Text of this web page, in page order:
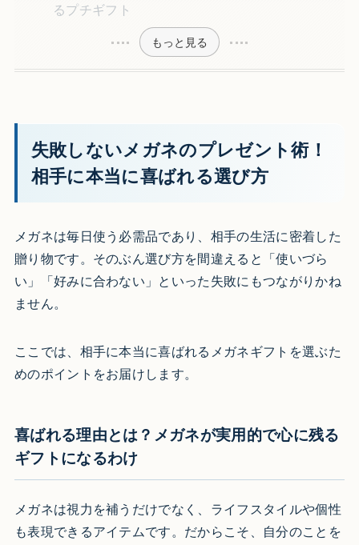
るプチギフト
もっと見る
失敗しないメガネのプレゼント術！
相手に本当に喜ばれる選び方
メガネは毎日使う必需品であり、相手の生活に密着した
贈り物です。そのぶん選び方を間違えると「使いづら
い」「好みに合わない」といった失敗にもつながりかね
ません。
ここでは、相手に本当に喜ばれるメガネギフトを選ぶた
めのポイントをお届けします。
喜ばれる理由とは？メガネが実用的で心に残る
ギフトになるわけ
メガネは視力を補うだけでなく、ライフスタイルや個性
も表現できるアイテムです。だからこそ、自分のことを